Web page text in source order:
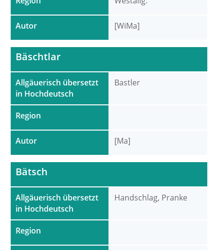
Autor [WiMa]
Allgäuerisch übersetzt
in Hochdeutsch
Region
Autor
Bäschtlar
Bastler
[Ma]
Allgäuerisch übersetzt
in Hochdeutsch
Region
Bätsch
Handschlag, Pranke